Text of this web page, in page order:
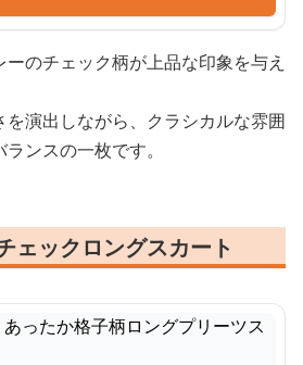
のチェック柄が上品な印象を与え
を演出しながら、クラシカルな雰囲
ンスの一枚です。
ェックロングスカート